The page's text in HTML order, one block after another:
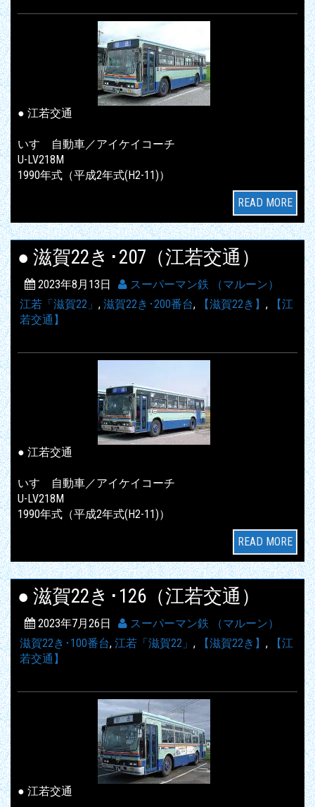
● 江若交通
いすゞ自動車／アイケイコーチ
U-LV218M
1990年式（平成2年式(H2-11)）
READ MORE
● 滋賀22き･207（江若交通）
2023年8月13日
スーパーマン鉄 （マルーン）
江若「滋賀22」 , 滋賀22き･200番台, 【滋賀22き】 ,
【江
若交通】
● 江若交通
いすゞ自動車／アイケイコーチ
U-LV218M
1990年式（平成2年式(H2-11)）
READ MORE
● 滋賀22き･126（江若交通）
2023年7月26日
スーパーマン鉄 （マルーン）
滋賀22き･100番台, 江若「滋賀22」 , 【滋賀22き】 ,
【江
若交通】
● 江若交通